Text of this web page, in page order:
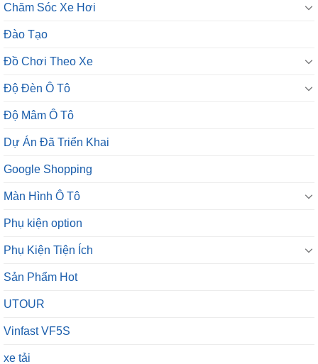
Chăm Sóc Xe Hơi
Đào Tạo
Đồ Chơi Theo Xe
Độ Đèn Ô Tô
Độ Mâm Ô Tô
Dự Án Đã Triển Khai
Google Shopping
Màn Hình Ô Tô
Phụ kiện option
Phụ Kiện Tiện Ích
Sản Phẩm Hot
UTOUR
Vinfast VF5S
xe tải